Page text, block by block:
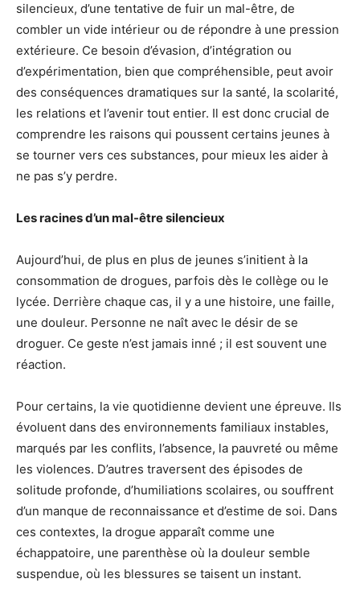
silencieux, d’une tentative de fuir un mal-être, de
combler un vide intérieur ou de répondre à une pression
extérieure. Ce besoin d’évasion, d’intégration ou
d’expérimentation, bien que compréhensible, peut avoir
des conséquences dramatiques sur la santé, la scolarité,
les relations et l’avenir tout entier. Il est donc crucial de
comprendre les raisons qui poussent certains jeunes à
se tourner vers ces substances, pour mieux les aider à
ne pas s’y perdre.
Les racines d’un mal-être silencieux
Aujourd’hui, de plus en plus de jeunes s’initient à la
consommation de drogues, parfois dès le collège ou le
lycée. Derrière chaque cas, il y a une histoire, une faille,
une douleur. Personne ne naît avec le désir de se
droguer. Ce geste n’est jamais inné ; il est souvent une
réaction.
Pour certains, la vie quotidienne devient une épreuve. Ils
évoluent dans des environnements familiaux instables,
marqués par les conflits, l’absence, la pauvreté ou même
les violences. D’autres traversent des épisodes de
solitude profonde, d’humiliations scolaires, ou souffrent
d’un manque de reconnaissance et d’estime de soi. Dans
ces contextes, la drogue apparaît comme une
échappatoire, une parenthèse où la douleur semble
suspendue, où les blessures se taisent un instant.